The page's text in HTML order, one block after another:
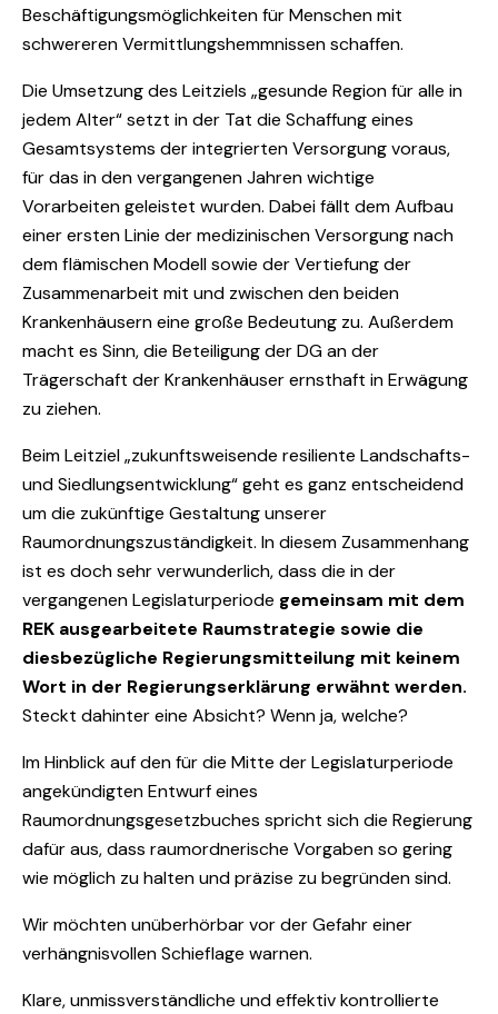
Beschäftigungsmöglichkeiten für Menschen mit
schwereren Vermittlungshemmnissen schaffen.
Die Umsetzung des Leitziels „gesunde Region für alle in
jedem Alter“ setzt in der Tat die Schaffung eines
Gesamtsystems der integrierten Versorgung voraus,
für das in den vergangenen Jahren wichtige
Vorarbeiten geleistet wurden. Dabei fällt dem Aufbau
einer ersten Linie der medizinischen Versorgung nach
dem flämischen Modell sowie der Vertiefung der
Zusammenarbeit mit und zwischen den beiden
Krankenhäusern eine große Bedeutung zu. Außerdem
macht es Sinn, die Beteiligung der DG an der
Trägerschaft der Krankenhäuser ernsthaft in Erwägung
zu ziehen.
Beim Leitziel „zukunftsweisende resiliente Landschafts-
und Siedlungsentwicklung“ geht es ganz entscheidend
um die zukünftige Gestaltung unserer
Raumordnungszuständigkeit. In diesem Zusammenhang
ist es doch sehr verwunderlich, dass die in der
vergangenen Legislaturperiode gemeinsam mit dem
REK ausgearbeitete Raumstrategie sowie die
diesbezügliche Regierungsmitteilung mit keinem
Wort in der Regierungserklärung erwähnt werden.
Steckt dahinter eine Absicht? Wenn ja, welche?
Im Hinblick auf den für die Mitte der Legislaturperiode
angekündigten Entwurf eines
Raumordnungsgesetzbuches spricht sich die Regierung
dafür aus, dass raumordnerische Vorgaben so gering
wie möglich zu halten und präzise zu begründen sind.
Wir möchten unüberhörbar vor der Gefahr einer
verhängnisvollen Schieflage warnen.
Klare, unmissverständliche und effektiv kontrollierte